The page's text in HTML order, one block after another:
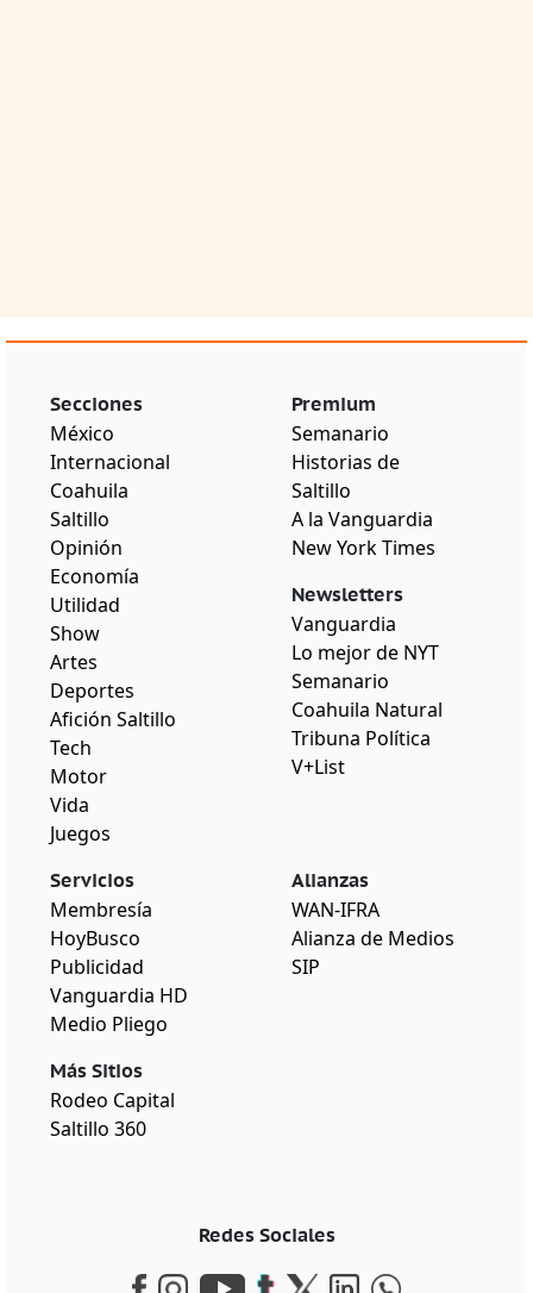
Secciones
México
Internacional
Coahuila
Saltillo
Opinión
Economía
Utilidad
Show
Artes
Deportes
Afición Saltillo
Tech
Motor
Vida
Juegos
Premium
Semanario
Historias de
Saltillo
A la Vanguardia
New York Times
Newsletters
Vanguardia
Lo mejor de NYT
Semanario
Coahuila Natural
Tribuna Política
V+List
Servicios
Membresía
HoyBusco
Publicidad
Vanguardia HD
Medio Pliego
Más Sitios
Rodeo Capital
Saltillo 360
Alianzas
WAN-IFRA
Alianza de Medios
SIP
Redes Sociales